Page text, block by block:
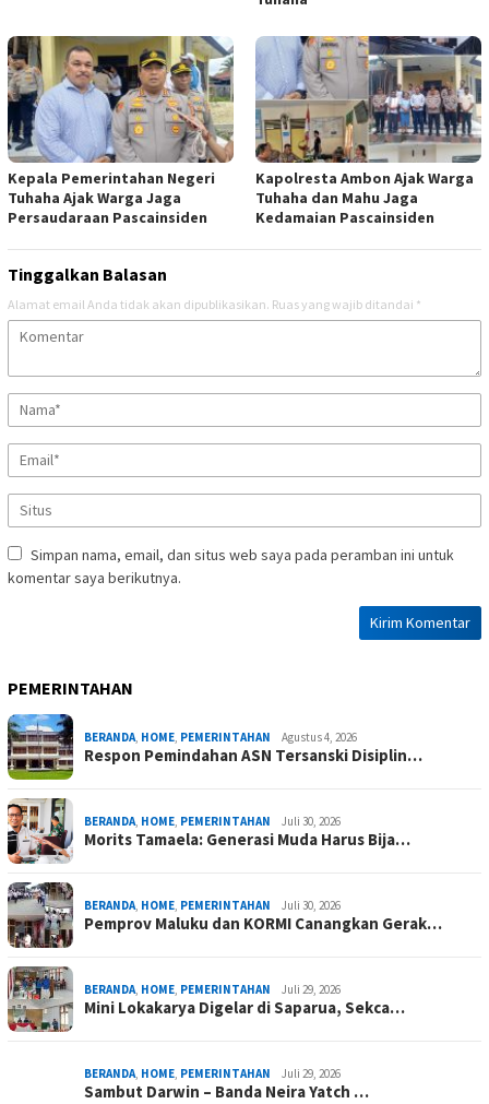
Kepala Pemerintahan Negeri
Tuhaha Ajak Warga Jaga
Persaudaraan Pascainsiden
Kapolresta Ambon Ajak Warga
Tuhaha dan Mahu Jaga
Kedamaian Pascainsiden
Tinggalkan Balasan
Alamat email Anda tidak akan dipublikasikan. Ruas yang wajib ditandai *
Simpan nama, email, dan situs web saya pada peramban ini untuk
komentar saya berikutnya.
PEMERINTAHAN
BERANDA, HOME, PEMERINTAHAN Agustus 4, 2026
Respon Pemindahan ASN Tersanski Disiplin…
BERANDA, HOME, PEMERINTAHAN Juli 30, 2026
Morits Tamaela: Generasi Muda Harus Bija…
BERANDA, HOME, PEMERINTAHAN Juli 30, 2026
Pemprov Maluku dan KORMI Canangkan Gerak…
BERANDA, HOME, PEMERINTAHAN Juli 29, 2026
Mini Lokakarya Digelar di Saparua, Sekca…
BERANDA, HOME, PEMERINTAHAN Juli 29, 2026
Sambut Darwin – Banda Neira Yatch …